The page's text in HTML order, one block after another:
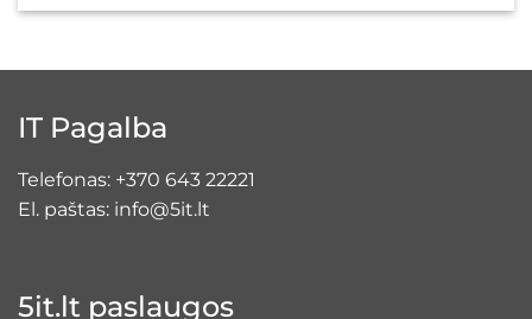
IT Pagalba
Telefonas: +370 643 22221
El. paštas: info@5it.lt
5it.lt paslaugos